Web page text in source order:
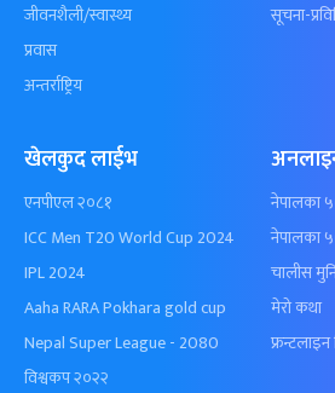
जीवनशैली/स्वास्थ्य
प्रवास
अन्तर्राष्ट्रिय
सूचना-
खेलकुद लाईभ
एनपीएल २०८१
ICC Men T20 World Cup 2024
IPL 2024
Aaha RARA Pokhara gold cup
Nepal Super League - 2080
विश्वकप २०२२
नेपालका
नेपालका
चालीस
मेरो कथा
फ्रन्टलाइन